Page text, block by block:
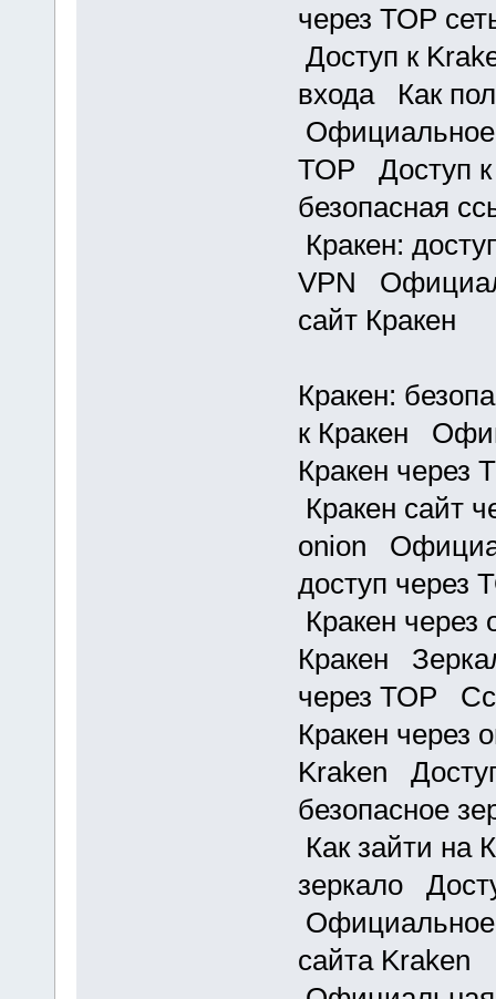
через ТОР
Доступ к
входа Как
Официальное
ТОР Доступ к
безопасная
Кракен:
VPN
сайт Кракен
Кракен:
к Кракен
Кракен
Кракен сайт
onion
доступ через
Кракен
Кракен
через ТОР
Кракен
Kraken
безопасное
Как зайти на
зеркало
Официальное
сайта Kraken